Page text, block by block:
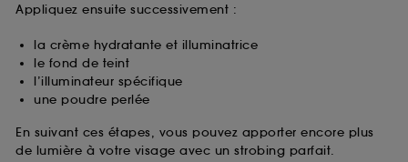
Appliquez ensuite successivement :
la crème hydratante et illuminatrice
le fond de teint
l’illuminateur spécifique
une poudre perlée
En suivant ces étapes, vous pouvez apporter encore plus
de lumière à votre visage avec un strobing parfait.